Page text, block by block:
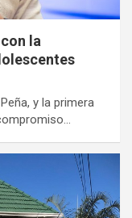
la
y la primera